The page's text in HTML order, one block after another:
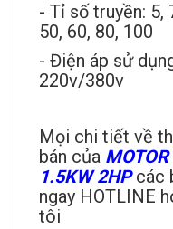
- Tỉ số truyền: 5,
50, 60, 80, 100
- Điện áp sử
220v/380v
Mọi chi tiết về
bán của
1.5KW 2HP các
ngay HOTLINE
tôi